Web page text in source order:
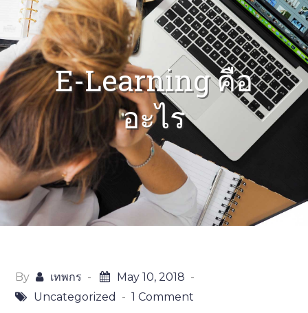
E-Learning คือ
อะไร
By เทพกร
May 10, 2018
Uncategorized
1 Comment